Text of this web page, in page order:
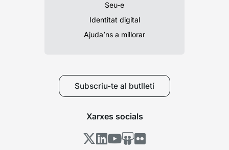
Seu-e
Identitat digital
Ajuda’ns a millorar
Subscriu-te al butlletí
Xarxes socials